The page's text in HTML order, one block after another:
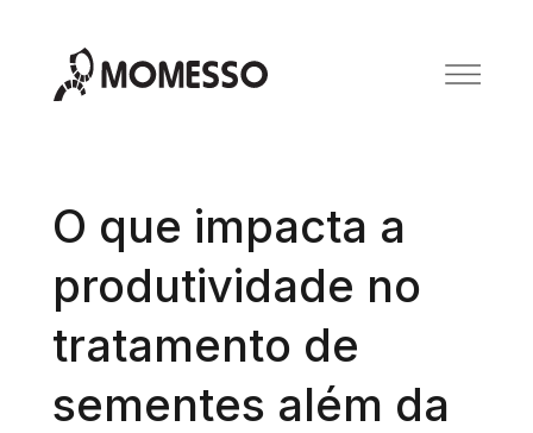
O que impacta a
produtividade no
tratamento de
sementes além da